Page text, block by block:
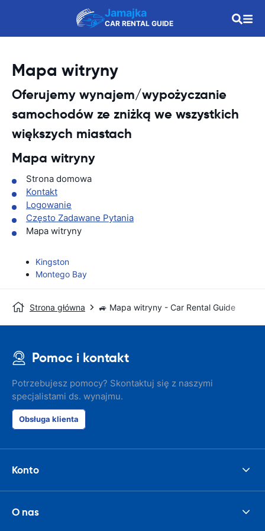
Jamajka
CAR RENTAL GUIDE
Mapa witryny
Oferujemy wynajem/wypożyczanie
samochodów ze zniżką we wszystkich
większych miastach
Mapa witryny
Strona domowa
Kontakt
Logowanie
Często Zadawane Pytania
Mapa witryny
Kingston
Montego Bay
Strona główna 🚙 Mapa witryny - Car Rental Guide
Pomoc i kontakt
Potrzebujesz pomocy? Skontaktuj się z naszymi
specjalistami ds. wynajmu.
Obsługa klienta
Konto
O nas